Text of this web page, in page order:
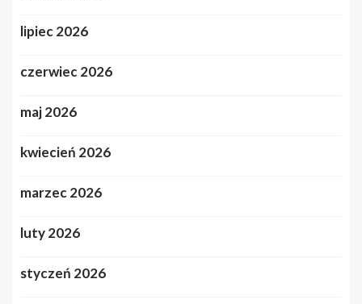
lipiec 2026
czerwiec 2026
maj 2026
kwiecień 2026
marzec 2026
luty 2026
styczeń 2026